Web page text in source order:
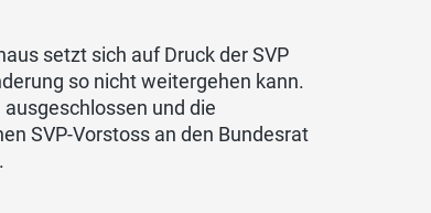
setzt sich auf Druck der SVP
so nicht weitergehen kann.
und die
SVP-Vorstoss an den Bundesrat